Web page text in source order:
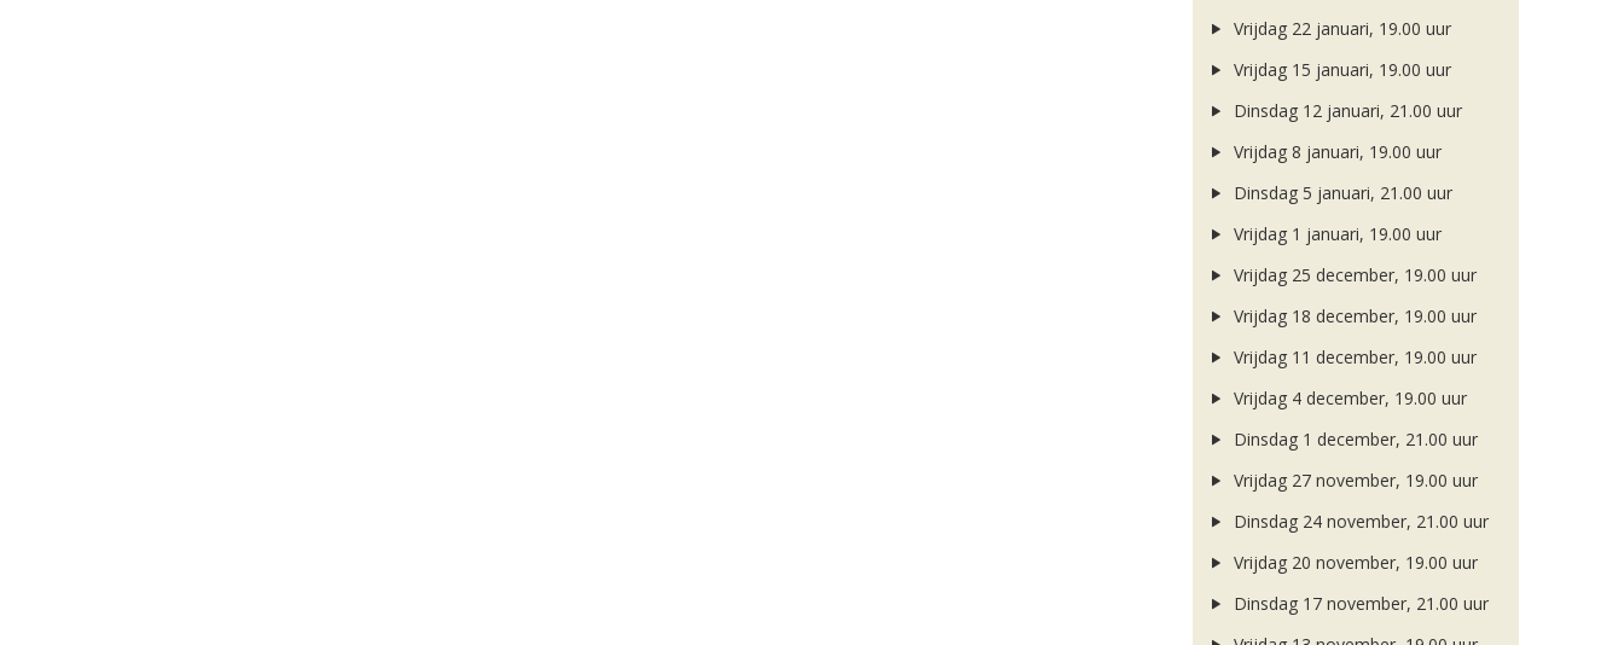
Vrijdag 22 januari, 19.00 uur
Vrijdag 15 januari, 19.00 uur
Dinsdag 12 januari, 21.00 uur
Vrijdag 8 januari, 19.00 uur
Dinsdag 5 januari, 21.00 uur
Vrijdag 1 januari, 19.00 uur
Vrijdag 25 december, 19.00 uur
Vrijdag 18 december, 19.00 uur
Vrijdag 11 december, 19.00 uur
Vrijdag 4 december, 19.00 uur
Dinsdag 1 december, 21.00 uur
Vrijdag 27 november, 19.00 uur
Dinsdag 24 november, 21.00 uur
Vrijdag 20 november, 19.00 uur
Dinsdag 17 november, 21.00 uur